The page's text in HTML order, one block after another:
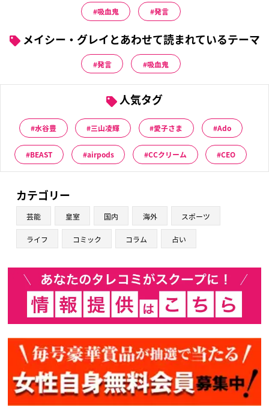
吸血鬼 発言
メイシー・グレイとあわせて読まれているテーマ
発言 吸血鬼
人気タグ
水谷豊 三山凌輝 愛子さま Ado
BEAST airpods CCクリーム CEO
カテゴリー
芸能 皇室 国内 海外 スポーツ
ライフ コミック コラム 占い